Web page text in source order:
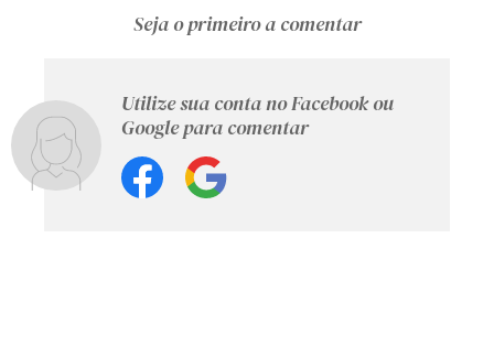
Seja o primeiro a comentar
Utilize sua conta no Facebook ou
Google para comentar